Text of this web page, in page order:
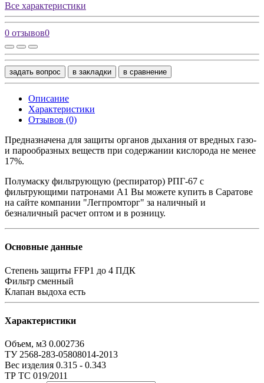
Все характеристики
0 отзывов0
задать вопрос в закладки в сравнение
Описание
Характеристики
Отзывов (0)
Предназначена для защиты органов дыхания от вредных газо-
и парообразных веществ при содержании кислорода не менее
17%.
Полумаску фильтрующую (респиратор) РПГ-67 с
фильтрующими патронами А1 Вы можете купить в Саратове
на сайте компании "Легпромторг" за наличный и
безналичный расчет оптом и в розницу.
Основные данные
Степень защиты FFP1 до 4 ПДК
Фильтр сменный
Клапан выдоха есть
Характеристики
Объем, м3 0.002736
ТУ 2568-283-05808014-2013
Вес изделия 0.315 - 0.343
ТР ТС 019/2011